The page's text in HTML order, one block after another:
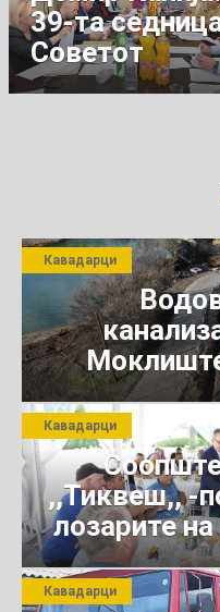
39-та
Советот
Кавадарци
,,Тиквеш,, -
лозарите
јули
Кавадарци
Кавадарци